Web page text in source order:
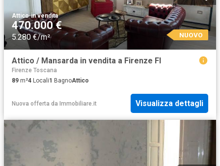
Attico·in vendita
470.000 €
5.280 €/m² NUOVO
Attico / Mansarda in vendita a Firenze FI
Firenze Toscana
89 m²4 Locali1 BagnoAttico
Nuova offerta da Immobiliare.it Visualizza dettagli